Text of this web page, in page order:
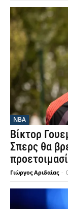
NBA
Βίκτορ
Σπερς θα
Γιώργος Αριδαίας -